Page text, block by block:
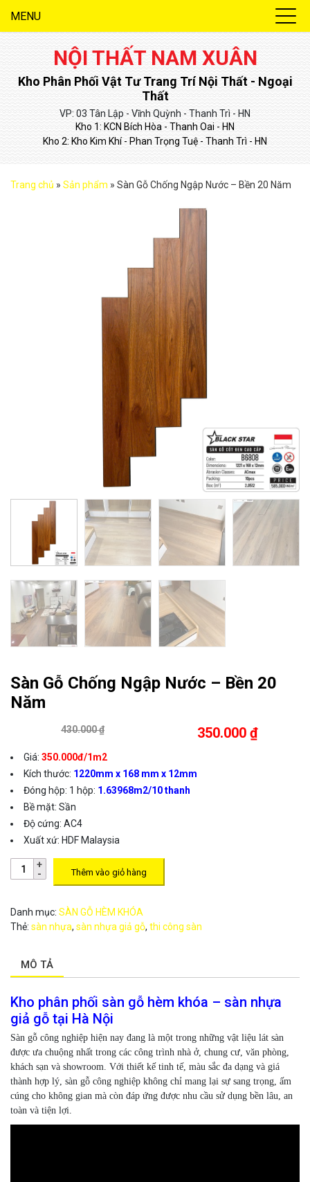
MENU
NỘI THẤT NAM XUÂN
Kho Phân Phối Vật Tư Trang Trí Nội Thất - Ngoại
Thất
VP: 03 Tân Lập - Vĩnh Quỳnh - Thanh Trì - HN
Kho 1: KCN Bích Hòa - Thanh Oai - HN
Kho 2: Kho Kim Khí - Phan Trọng Tuệ - Thanh Trì - HN
Trang chủ » Sản phẩm » Sàn Gỗ Chống Ngập Nước – Bền 20 Năm
Sàn Gỗ Chống Ngập Nước – Bền 20
Năm
430.000 ₫ 350.000 ₫
Giá: 350.000đ/1m2
Kích thước: 1220mm x 168 mm x 12mm
Đóng hộp: 1 hộp: 1.63968m2/10 thanh
Bề mặt: Sần
Độ cứng: AC4
Xuất xứ: HDF Malaysia
Thêm vào giỏ hàng
Danh mục: SÀN GỖ HÈM KHÓA
Thẻ: sàn nhựa, sàn nhựa giả gỗ, thi công sàn
MÔ TẢ
Kho phân phối sàn gỗ hèm khóa – sàn nhựa
giả gỗ tại Hà Nội
Sàn gỗ công nghiệp hiện nay đang là một trong những vật liệu lát sàn
được ưa chuộng nhất trong các công trình nhà ở, chung cư, văn phòng,
khách sạn và showroom. Với thiết kế tinh tế, màu sắc đa dạng và giá
thành hợp lý, sàn gỗ công nghiệp không chỉ mang lại sự sang trọng, ấm
cúng cho không gian mà còn đáp ứng được nhu cầu sử dụng bền lâu, an
toàn và tiện lợi.